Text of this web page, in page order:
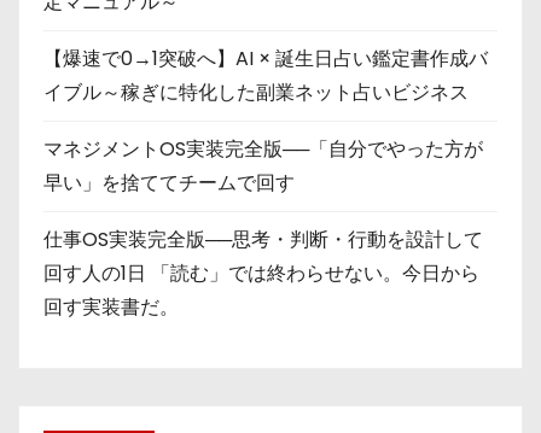
【爆速で0→1突破へ】AI × 誕生日占い鑑定書作成バ
イブル～稼ぎに特化した副業ネット占いビジネス
マネジメントOS実装完全版──「自分でやった方が
早い」を捨ててチームで回す
仕事OS実装完全版──思考・判断・行動を設計して
回す人の1日 「読む」では終わらせない。今日から
回す実装書だ。